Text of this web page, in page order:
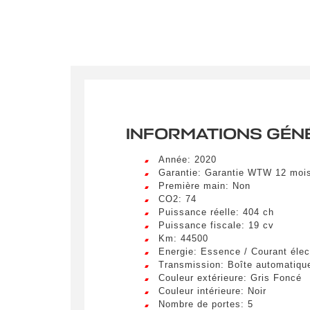
Civilité *
M.
E-mail
Lorem
Lorem
INFORMATIONS
Année: 2020
Garantie: Garantie WTW 12 mois
Première main: Non
CO2: 74
Puissance réelle: 404 ch
Puissance fiscale: 19 cv
Km: 44500
Energie: Essence / Courant
Transmission: Boîte
Couleur extérieure: Gris Foncé
Couleur intérieure: Noir
Nombre de portes: 5